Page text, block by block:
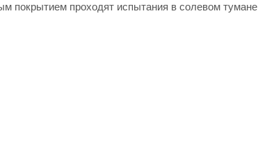
покрытием проходят испытания в солевом тумане